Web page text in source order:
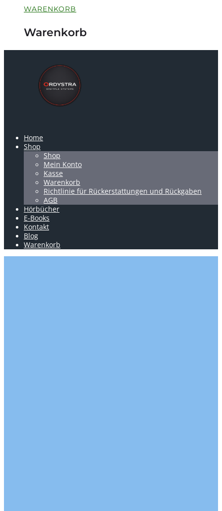
WARENKORB
Warenkorb
Home
Shop
Shop
Mein Konto
Kasse
Warenkorb
Richtlinie für Rückerstattungen und Rückgaben
AGB
Hörbücher
E-Books
Kontakt
Blog
Warenkorb